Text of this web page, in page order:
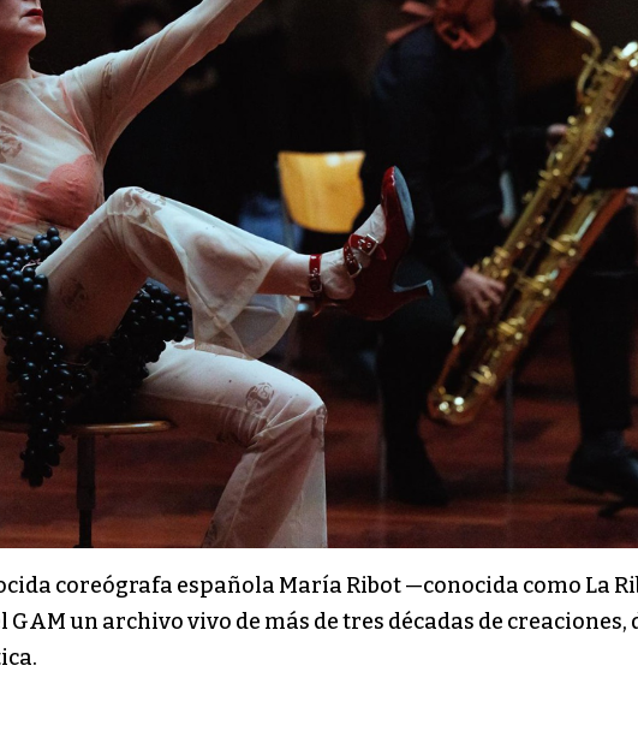
coreógrafa española María Ribot —conocida como La
un archivo vivo de más de tres décadas de